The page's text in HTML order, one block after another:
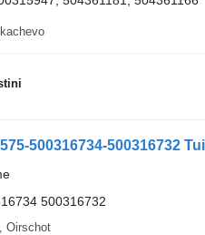
500316732
Oirschot